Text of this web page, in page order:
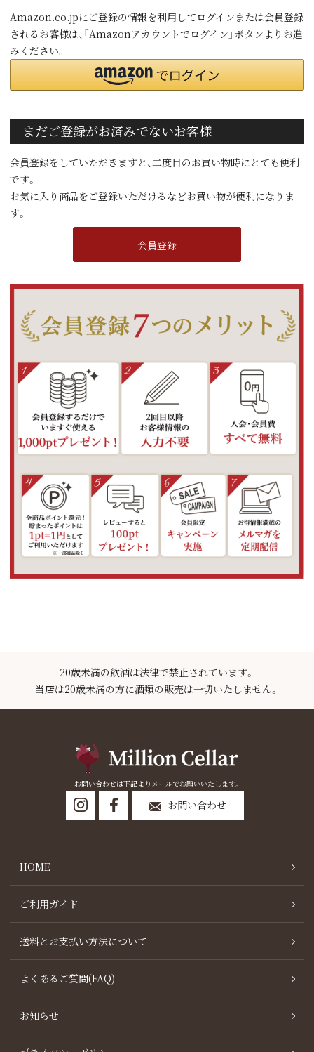
Amazon.co.jpにご登録の情報を利用してログインまたは会員登録
されるお客様は、「Amazonアカウントでログイン」ボタンよりお進
みください。
まだご登録がお済みでないお客様
会員登録をしていただきますと、二度目のお買い物時にとても便利
です。
お気に入り商品をご登録いただけるなどお買い物が便利になりま
す。
会員登録
20歳未満の飲酒は法律で禁止されています。
当店は20歳未満の方に酒類の販売は一切いたしません。
お問い合わせは下記よりメールでお願いいたします。
お問い合わせ
HOME
ご利用ガイド
送料とお支払い方法について
よくあるご質問(FAQ)
お知らせ